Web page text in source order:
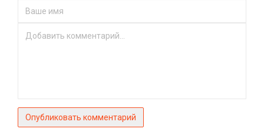
Опубликовать комментарий